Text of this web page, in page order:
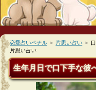
恋愛占いペナル ＞ 片思い占い ＞
片思い占い
生年月日で口下手な彼